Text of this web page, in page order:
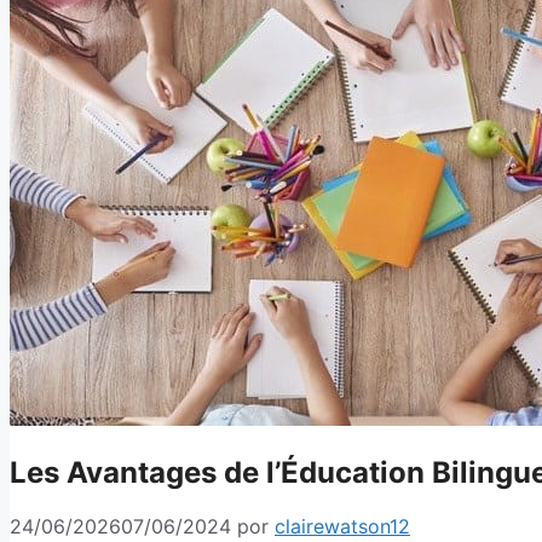
Les Avantages de l’Éducation
24/06/202607/06/2024 por clairewatson12